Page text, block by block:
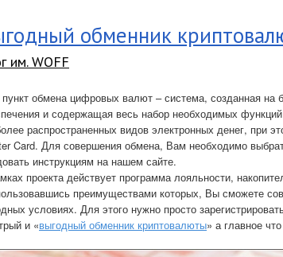
обменник
им. WOFF
обмена цифровых валют – система, созданная на
и содержащая весь набор необходимых
распространенных видов электронных денег, при
Card. Для совершения обмена, Вам необходимо
инструкциям на нашем сайте.
проекта действует программа лояльности,
преимуществами которых, Вы сможете
условиях. Для этого нужно просто
и «выгодный обменник криптовалюты» а главное